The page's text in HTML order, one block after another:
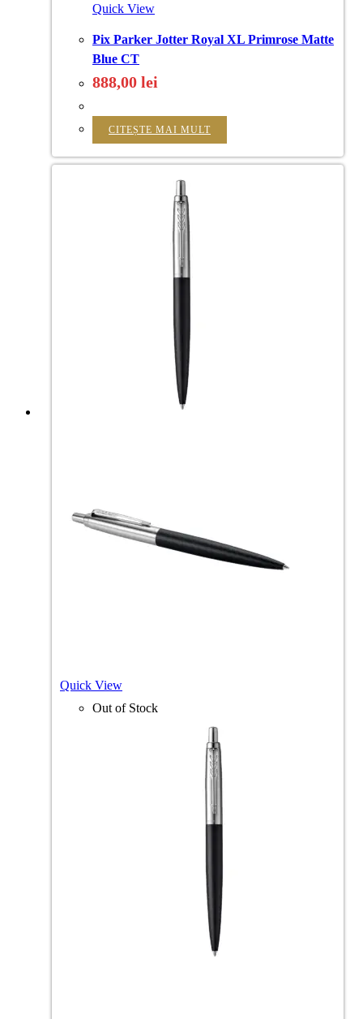
Quick View
Pix Parker Jotter Royal XL Primrose Matte
Blue CT
888,00 lei
CITEȘTE MAI MULT
Quick View
Out of Stock